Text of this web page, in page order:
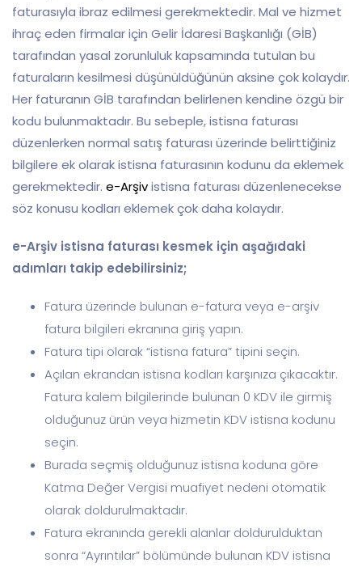
faturasıyla ibraz edilmesi gerekmektedir. Mal ve hizmet
ihraç eden firmalar için Gelir İdaresi Başkanlığı (GİB)
tarafından yasal zorunluluk kapsamında tutulan bu
faturaların kesilmesi düşünüldüğünün aksine çok kolaydır.
Her faturanın GİB tarafından belirlenen kendine özgü bir
kodu bulunmaktadır. Bu sebeple, istisna faturası
düzenlerken normal satış faturası üzerinde belirttiğiniz
bilgilere ek olarak istisna faturasının kodunu da eklemek
gerekmektedir. e-Arşivistisna faturası düzenlenecekse
söz konusu kodları eklemek çok daha kolaydır.
e-Arşiv istisna faturası kesmek için aşağıdaki
adımları takip edebilirsiniz;
Fatura üzerinde bulunan e-fatura veya e-arşiv
fatura bilgileri ekranına giriş yapın.
Fatura tipi olarak “istisna fatura” tipini seçin.
Açılan ekrandan istisna kodları karşınıza çıkacaktır.
Fatura kalem bilgilerinde bulunan 0 KDV ile girmiş
olduğunuz ürün veya hizmetin KDV istisna kodunu
seçin.
Burada seçmiş olduğunuz istisna koduna göre
Katma Değer Vergisi muafiyet nedeni otomatik
olarak doldurulmaktadır.
Fatura ekranında gerekli alanlar doldurulduktan
sonra “Ayrıntılar” bölümünde bulunan KDV istisna